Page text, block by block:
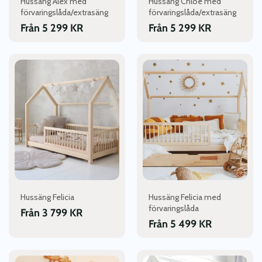
förvaringslåda/extrasäng
Från 5 299 KR
produktsidan
förvaringslåda/extrasäng
Från 5 299 KR
produktsidan
Hussäng Felicia
Från 3 799 KR
Den
produkten
varianter.
De
olika
alternativen
kan
produktsidan
Hussäng Felicia med
förvaringslåda
Från 5 499 KR
Den
här
produkten
har
varianter.
De
olika
alternativen
kan
produktsidan
Den
Den